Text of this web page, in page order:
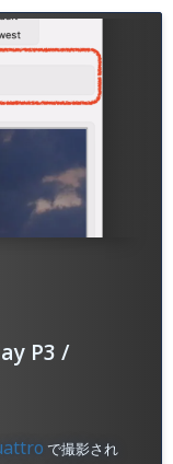
P3 /
で撮影され